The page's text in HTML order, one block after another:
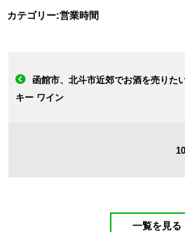
カテゴリー:営業時間
函館市、北斗市近郊でお酒を売りた
キー ワイン
一覧を見る